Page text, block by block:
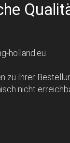
holland.eu
zu Ihrer
nicht